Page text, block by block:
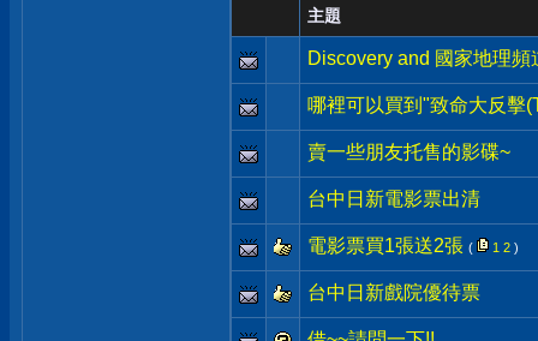
主題
Discovery and 國家地理頻
哪裡可以買到"致命大反擊
賣一些朋友托售的影碟~
台中日新電影票出清
電影票買1張送2張 ( 1 2 )
台中日新戲院優待票